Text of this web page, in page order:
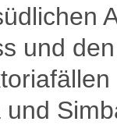
und den